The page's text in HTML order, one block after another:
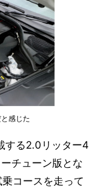
感じた
する2.0リッター4
チューン版とな
コースを走って